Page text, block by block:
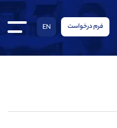
فرم درخواست EN